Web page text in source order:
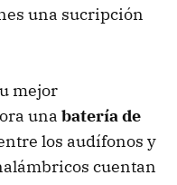
una sucripción
mejor
una batería de
los audífonos y
cuentan